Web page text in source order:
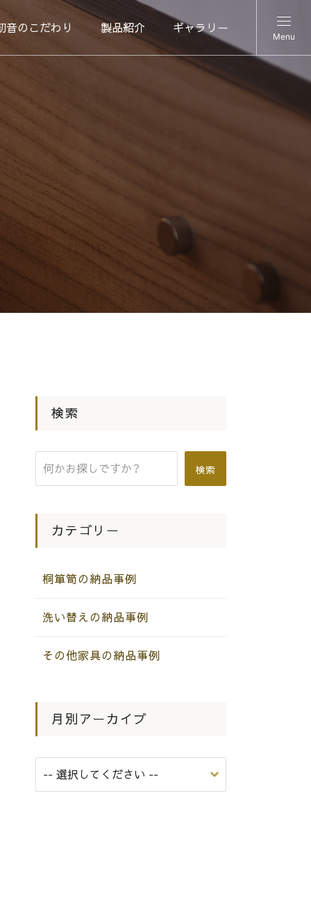
音のこだわり 製品紹介 ギャラリー
Menu
検索
検索
カテゴリー
桐箪笥の納品事例
洗い替えの納品事例
その他家具の納品事例
月別アーカイブ